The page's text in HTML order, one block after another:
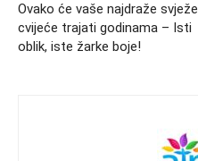
Ovako će vaše najdraže svježe
cvijeće trajati godinama – Isti
oblik, iste žarke boje!